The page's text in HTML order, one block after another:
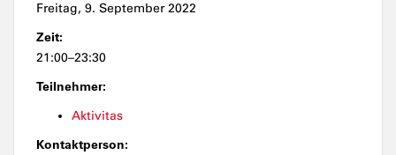
Freitag, 9. September 2022
Zeit:
21:00–23:30
Teilnehmer:
Aktivitas
Kontaktperson: